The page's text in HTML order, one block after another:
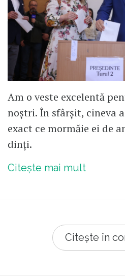
Am o veste excelentă
noștri. În sfârșit, cineva
exact ce mormăie ei de
dinți.
Citește mai mult
Citește în